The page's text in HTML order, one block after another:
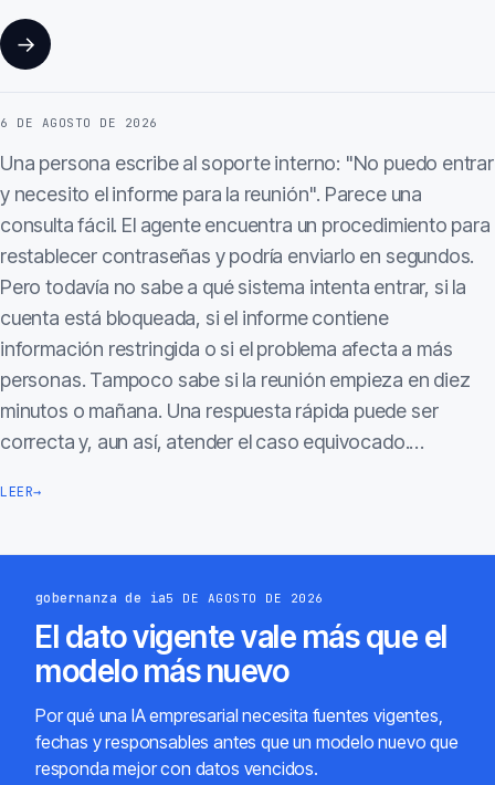
→
6 DE AGOSTO DE 2026
Una persona escribe al soporte interno: "No puedo entrar
y necesito el informe para la reunión". Parece una
consulta fácil. El agente encuentra un procedimiento para
restablecer contraseñas y podría enviarlo en segundos.
Pero todavía no sabe a qué sistema intenta entrar, si la
cuenta está bloqueada, si el informe contiene
información restringida o si el problema afecta a más
personas. Tampoco sabe si la reunión empieza en diez
minutos o mañana. Una respuesta rápida puede ser
correcta y, aun así, atender el caso equivocado.…
LEER→
gobernanza de ia5 DE AGOSTO DE 2026
El dato vigente vale más que el
modelo más nuevo
Por qué una IA empresarial necesita fuentes vigentes,
fechas y responsables antes que un modelo nuevo que
responda mejor con datos vencidos.